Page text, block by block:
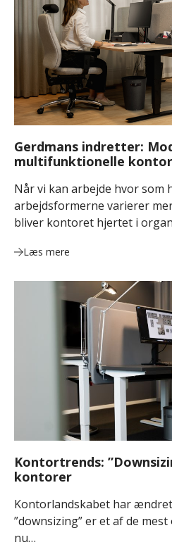
Gerdmans indretter:
multifunktionelle
Når vi kan arbejde hvor som
arbejdsformerne varierer
bliver kontoret hjertet i
Læs mere
Kontortrends:
kontorer
Kontorlandskabet har
”downsizing” er et af de
nu…